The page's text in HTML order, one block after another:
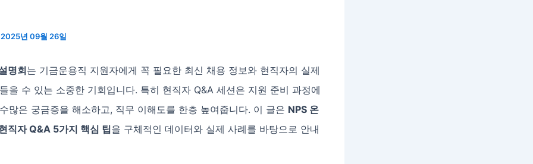
2025년 09월 26일
명회는 기금운용직 지원자에게 꼭 필요한 최신 채용 정보와 현직자의 실제
을 수 있는 소중한 기회입니다. 특히 현직자 Q&A 세션은 지원 준비 과정에
많은 궁금증을 해소하고, 직무 이해도를 한층 높여줍니다. 이 글은 NPS 온
직자 Q&A 5가지 핵심 팁을 구체적인 데이터와 실제 사례를 바탕으로 안내